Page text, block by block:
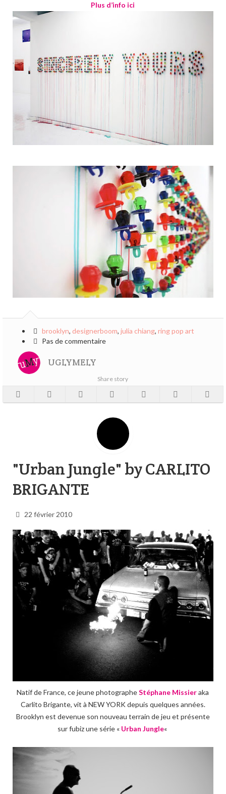
Plus d’info ici
brooklyn, designerboom, julia chiang, ring pop art
Pas de commentaire
UGLYMELY
Share story
"Urban Jungle" by CARLITO
BRIGANTE
22 février 2010
Natif de France, ce jeune photographeStéphane Missieraka
Carlito Brigante, vit à NEW YORK depuis quelques années.
Brooklyn est devenue son nouveau terrain de jeu et présente
sur fubiz une série « Urban Jungle«